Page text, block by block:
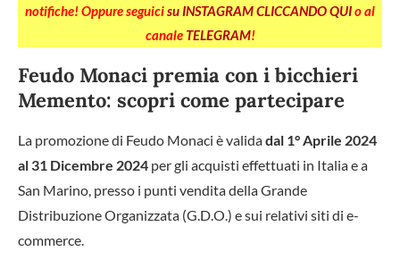
notifiche! Oppure seguicisu INSTAGRAM CLICCANDO QUIo al
canale TELEGRAM!
Feudo Monaci premia con i bicchieri
Memento: scopri come partecipare
La promozione di Feudo Monaci è validadal 1° Aprile 2024
al 31 Dicembre 2024 per gli acquisti effettuati in Italia e a
San Marino, presso i punti vendita della Grande
Distribuzione Organizzata (G.D.O.) e sui relativi siti di e-
commerce.